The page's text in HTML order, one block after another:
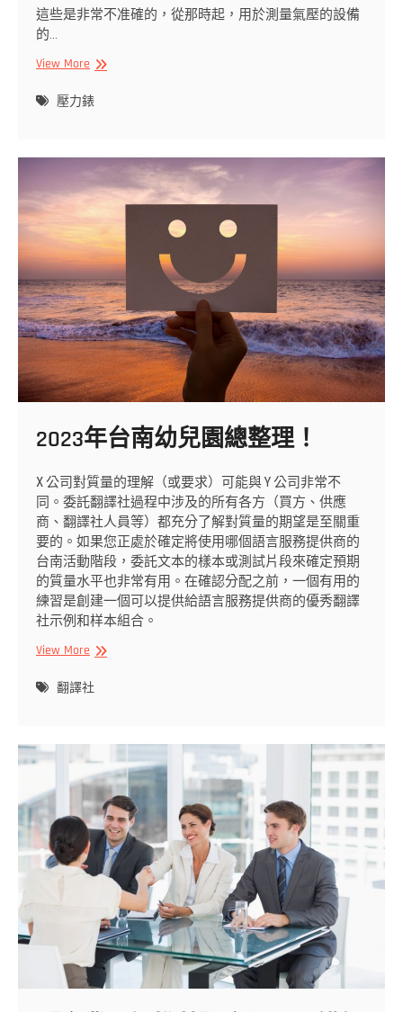
這些是非常不准確的，從那時起，用於測量氣壓的設備
的…
View More壓
錶
推
壓
代
工、
胎
壓
錶
製
造、
工
業
錶
研
壓力錶​​​​​​​
2023年台南幼兒園總整理！
X 公司對質量的理解（或要求）可能與 Y 公司非常不
同。委託翻譯社過程中涉及的所有各方（買方、供應
商、翻譯社人員等）都充分了解對質量的期望是至關重
要的。如果您正處於確定將使用哪個語言服務提供商的
台南活動階段，委託文本的樣本或測試片段來確定預期
的質量水平也非常有用。在確認分配之前，一個有用的
練習是創建一個可以提供給語言服務提供商的優秀翻譯
社示例和样本組合。
View More2023
台
園
總
整
理！
翻譯社